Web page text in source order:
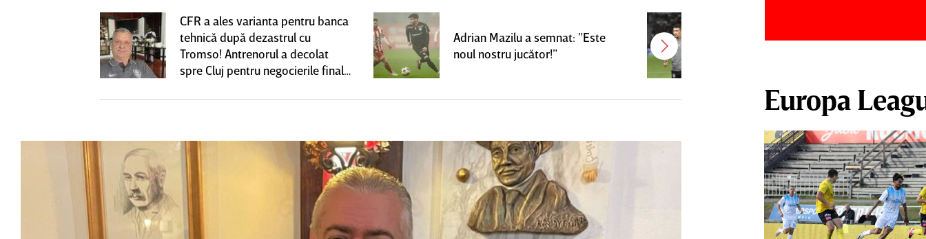
CFR a ales varianta pentru banca
tehnică după dezastrul cu
Tromso! Antrenorul a decolat
spre Cluj pentru negocierile finale
Adrian Mazilu a semnat: ”Este
noul nostru jucător!”
Antonio Folha a fost demis de la
Europa